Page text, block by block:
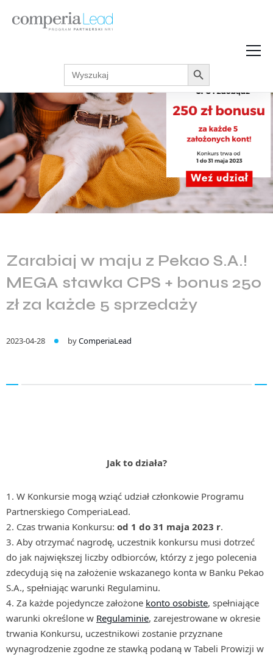
Strefa Wiedzy
Podcasty
Zarabiaj w internecie
Akcje promocyjne
Regulaminy
Search
for:
Search Button
Zarabiaj w maju z Pekao S.A.!
MEGA stawka CPS + bonus 250
zł za każde 5 sprzedaży
2023-04-28 byComperiaLead
Jak to działa?
1. W Konkursie mogą wziąć udział członkowie Programu
Partnerskiego ComperiaLead.
2. Czas trwania Konkursu: od 1 do 31 maja 2023 r.
3. Aby otrzymać nagrodę, uczestnik konkursu musi dotrzeć
do jak największej liczby odbiorców, którzy z jego polecenia
zdecydują się na założenie wskazanego konta w Banku Pekao
S.A., spełniając warunki Regulaminu.
4. Za każde pojedyncze założone konto osobiste, spełniające
warunki określone w Regulaminie, zarejestrowane w okresie
trwania Konkursu, uczestnikowi zostanie przyznane
wynagrodzenie zgodne ze stawką podaną w Tabeli Prowizji w